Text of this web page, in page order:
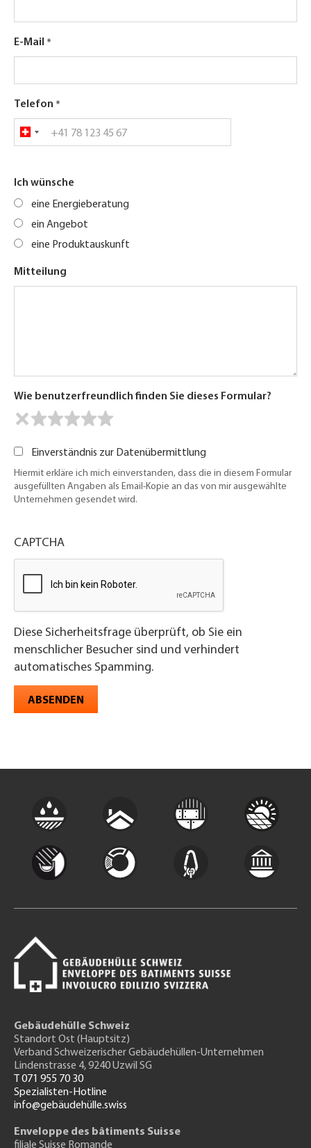
E-Mail
Telefon
Ich wünsche
eine Energieberatung
ein Angebot
eine Produktauskunft
Mitteilung
Wie benutzerfreundlich finden Sie dieses Formular?
Einverständnis zur Datenübermittlung
Hiermit erkläre ich mich einverstanden, dass die in diesem Formular
ausgefüllten Angaben als Email-Kopie an das von mir ausgewählte
Unternehmen gesendet wird.
CAPTCHA
Diese Sicherheitsfrage überprüft, ob Sie ein
menschlicher Besucher sind und verhindert
automatisches Spamming.
ABSENDEN
Gebäudehülle Schweiz
Standort Ost (Hauptsitz)
Verband Schweizerischer Gebäudehüllen-Unternehmen
Lindenstrasse 4, 9240 Uzwil SG
T 071 955 70 30
Spezialisten-Hotline
info@gebäudehülle.swiss
Enveloppe des bâtiments Suisse
filiale Suisse Romande